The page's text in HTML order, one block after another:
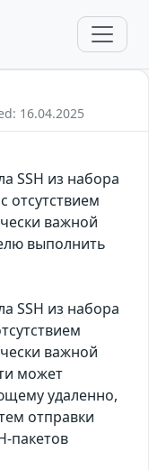
16.04.2025
SSH из набора
отсутствием
важной
выполнить
SSH из набора
важной
может
удаленно,
отправки
пакетов